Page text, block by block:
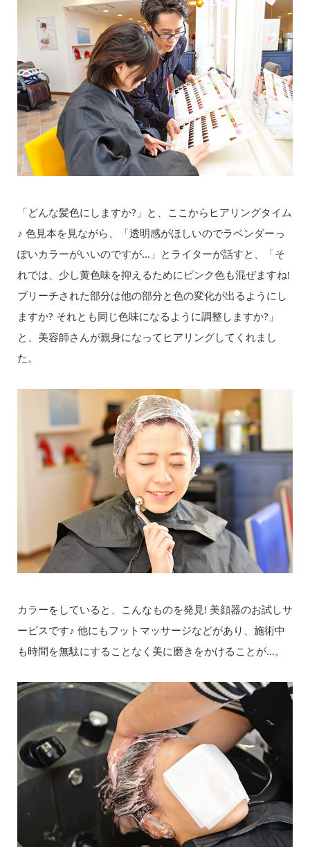
「どんな髪色にしますか?」と、ここからヒアリングタイム
♪ 色見本を見ながら、「透明感がほしいのでラベンダーっ
ぽいカラーがいいのですが…」とライターが話すと、「そ
れでは、少し黄色味を抑えるためにピンク色も混ぜますね!
ブリーチされた部分は他の部分と色の変化が出るようにし
ますか? それとも同じ色味になるように調整しますか?」
と、美容師さんが親身になってヒアリングしてくれまし
た。
カラーをしていると、こんなものを発見! 美顔器のお試しサ
ービスです♪ 他にもフットマッサージなどがあり、施術中
も時間を無駄にすることなく美に磨きをかけることが…。